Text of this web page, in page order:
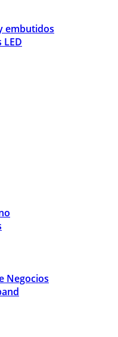
embutidos
Negocios